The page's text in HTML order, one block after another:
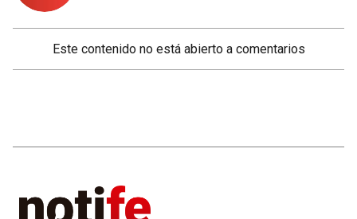
Este contenido no está abierto a comentarios